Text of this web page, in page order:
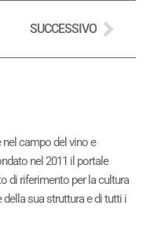
SUCCESSIVO
campo del vino e
nel 2011 il portale
di riferimento per la cultura
della sua struttura e di tutti i